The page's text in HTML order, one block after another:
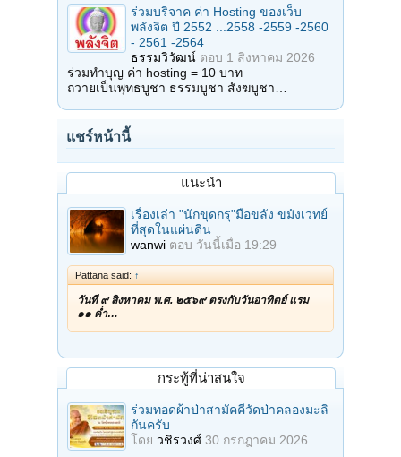
ร่วมบริจาค ค่า Hosting ของเว็บ
พลังจิต ปี 2552 ...2558 -2559 -2560
- 2561 -2564
ธรรมวิวัฒน์ ตอบ 1 สิงหาคม 2026
ร่วมทำบุญ ค่า hosting = 10 บาท
ถวายเป็นพุทธบูชา ธรรมบูชา สังฆบูชา…
แชร์หน้านี้
แนะนำ
เรื่องเล่า "นักขุดกรุ"มือขลัง ขมังเวทย์
ที่สุดในแผ่นดิน
wanwi ตอบ วันนี้เมื่อ 19:29
Pattana said: ↑
วันที่ ๙ สิงหาคม พ.ศ. ๒๕๖๙ ตรงกับวันอาทิตย์ แรม
๑๑ ค่ำ…
กระทู้ที่น่าสนใจ
ร่วมทอดผ้าป่าสามัคคีวัดป่าคลองมะลิ
กันครับ
โดย วชิรวงศ์ 30 กรกฎาคม 2026